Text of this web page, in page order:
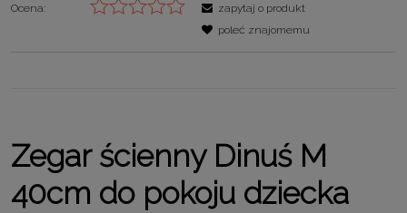
Ocena:
zapytaj o produkt
poleć znajomemu
Zegar ścienny Dinuś M
40cm do pokoju dziecka